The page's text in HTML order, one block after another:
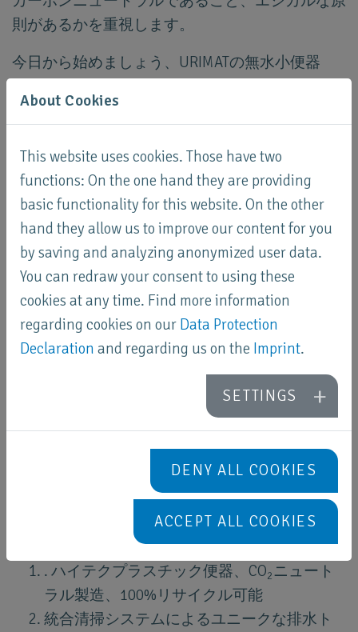
則があるかを重視します。
今日から始めましょう、URIMATの無水小便器
URIMAT無水小便器―環境配
慮システム
. ハイテクプラスチック便器、 CO2ニュート
ラル製造、 100% リサイクル可能
統合清掃システムによるユニークな排水ト
About Cookies
This website uses cookies. Those have two
functions: On the one hand they are providing
basic functionality for this website. On the other
hand they allow us to improve our content for you
by saving and analyzing anonymized user data.
You can redraw your consent to using these
cookies at any time. Find more information
regarding cookies on our Data Protection
Declaration and regarding us on the Imprint.
SETTINGS
DENY ALL COOKIES
ACCEPT ALL COOKIES